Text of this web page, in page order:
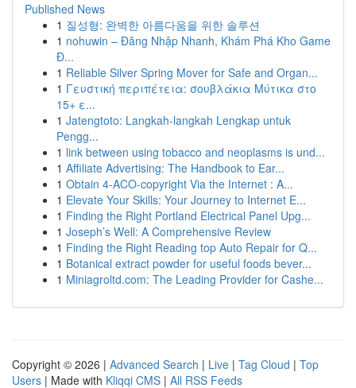
Published News
1 질성형: 완벽한 아름다움을 위한 솔루션
1 nohuwin – Đăng Nhập Nhanh, Khám Phá Kho Game
Đ...
1 Reliable Silver Spring Mover for Safe and Organ...
1 Γευστική περιπέτεια: σουβλάκια Μύτικα στο
15+ ε...
1 Jatengtoto: Langkah-langkah Lengkap untuk
Pengg...
1 link between using tobacco and neoplasms is und...
1 Affiliate Advertising: The Handbook to Ear...
1 Obtain 4-ACO-copyright Via the Internet : A...
1 Elevate Your Skills: Your Journey to Internet E...
1 Finding the Right Portland Electrical Panel Upg...
1 Joseph’s Well: A Comprehensive Review
1 Finding the Right Reading top Auto Repair for Q...
1 Botanical extract powder for useful foods bever...
1 Miniagroltd.com: The Leading Provider for Cashe...
Copyright © 2026 | Advanced Search | Live | Tag Cloud | Top
Users | Made with Kliqqi CMS | All RSS Feeds